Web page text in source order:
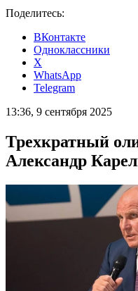
Поделитесь:
ВКонтакте
Одноклассники
X
WhatsApp
Telegram
13:36, 9 сентября 2025
Трехкратный
Александр